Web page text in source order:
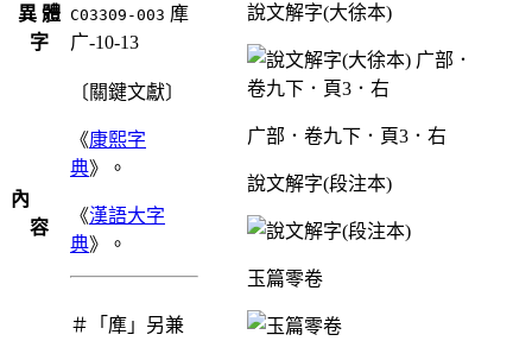
異 體
字
C03309-003 㢑
广-10-13
內
容
〔關鍵文獻〕
《康熙字
典》。
《漢語大字
典》。
＃「㢑」另兼
說文解字(大徐本)
广部．卷九下．頁3．右
說文解字(段注本)
玉篇零卷